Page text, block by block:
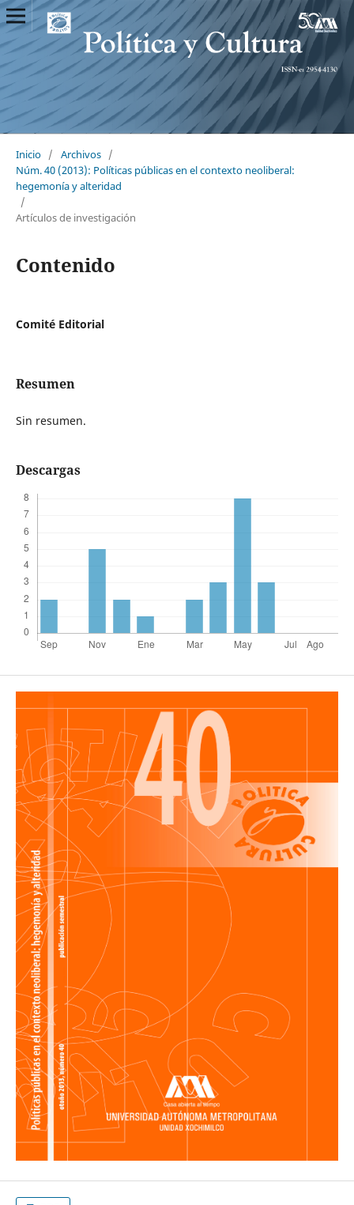
Inicio / Archivos /
Núm. 40 (2013): Políticas públicas en el contexto neoliberal:
hegemonía y alteridad
/
Artículos de investigación
Contenido
Comité Editorial
Resumen
Sin resumen.
Descargas